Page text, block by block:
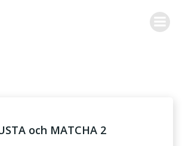
och MATCHA 2